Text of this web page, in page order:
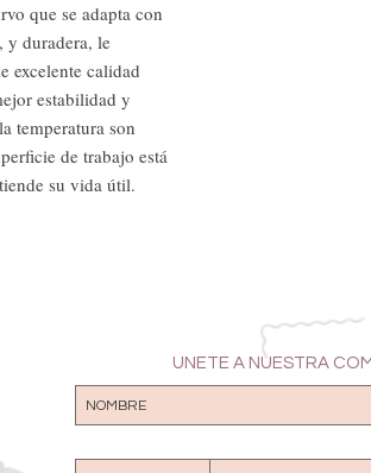
que se adapta con
y duradera, le
excelente calidad
estabilidad y
temperatura son
de trabajo está
su vida útil.
UNETE A NUESTRA